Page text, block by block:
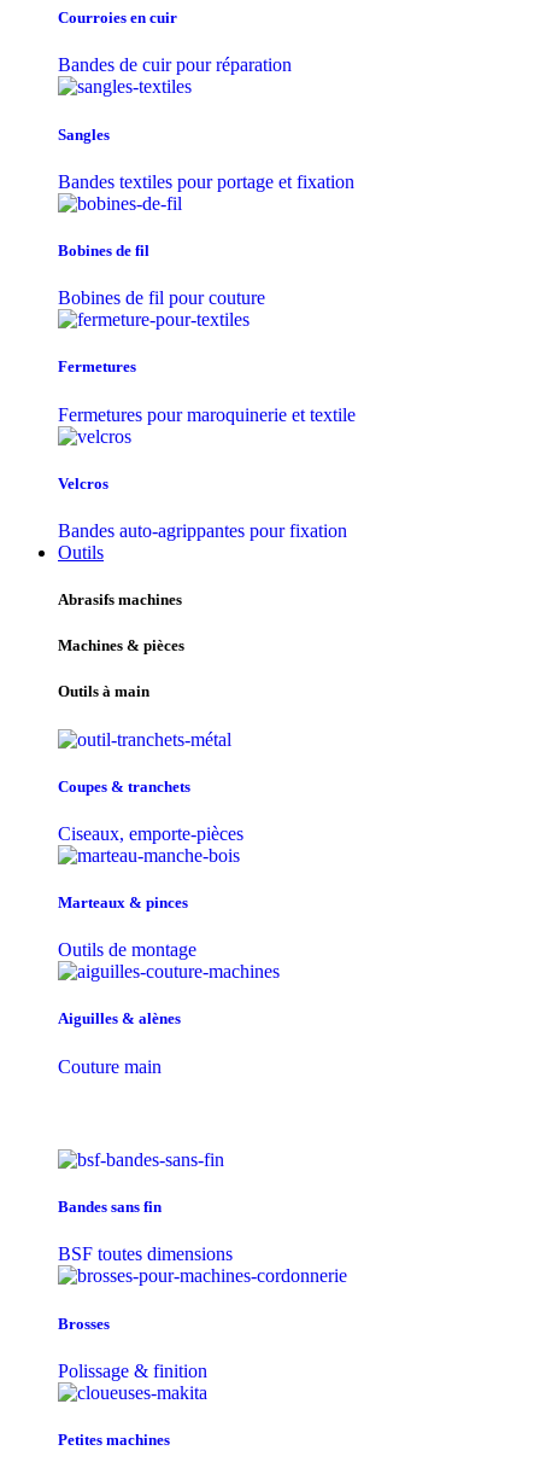
Courroies en cuir
Bandes de cuir pour réparation
Sangles
Bandes textiles pour portage et fixation
Bobines de fil
Bobines de fil pour couture
Fermetures
Fermetures pour maroquinerie et textile
Velcros
Bandes auto-agrippantes pour fixation
Outils
Abrasifs machines
Machines & pièces
Outils à main
Coupes & tranchets
Ciseaux, emporte-pièces
Marteaux & pinces
Outils de montage
Aiguilles & alènes
Couture main
Bandes sans fin
BSF toutes dimensions
Brosses
Polissage & finition
Petites machines